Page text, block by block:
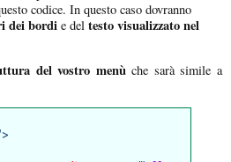
codice. In questo caso dovranno
dei bordi e del testo visualizzato nel
del vostro menùche sarà simile a